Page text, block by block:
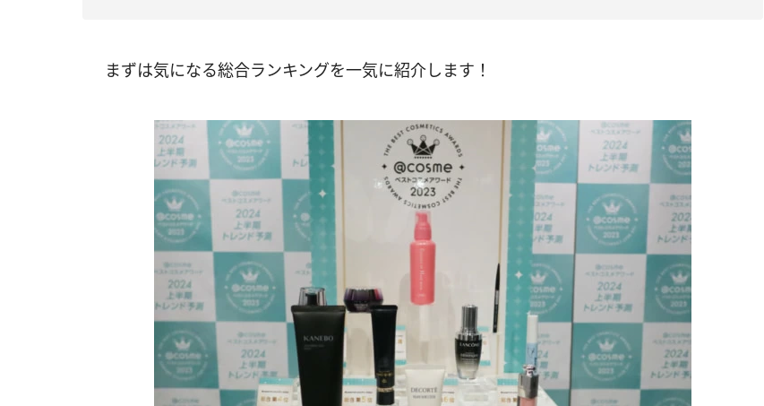
まずは気になる総合ランキングを一気に紹介します！